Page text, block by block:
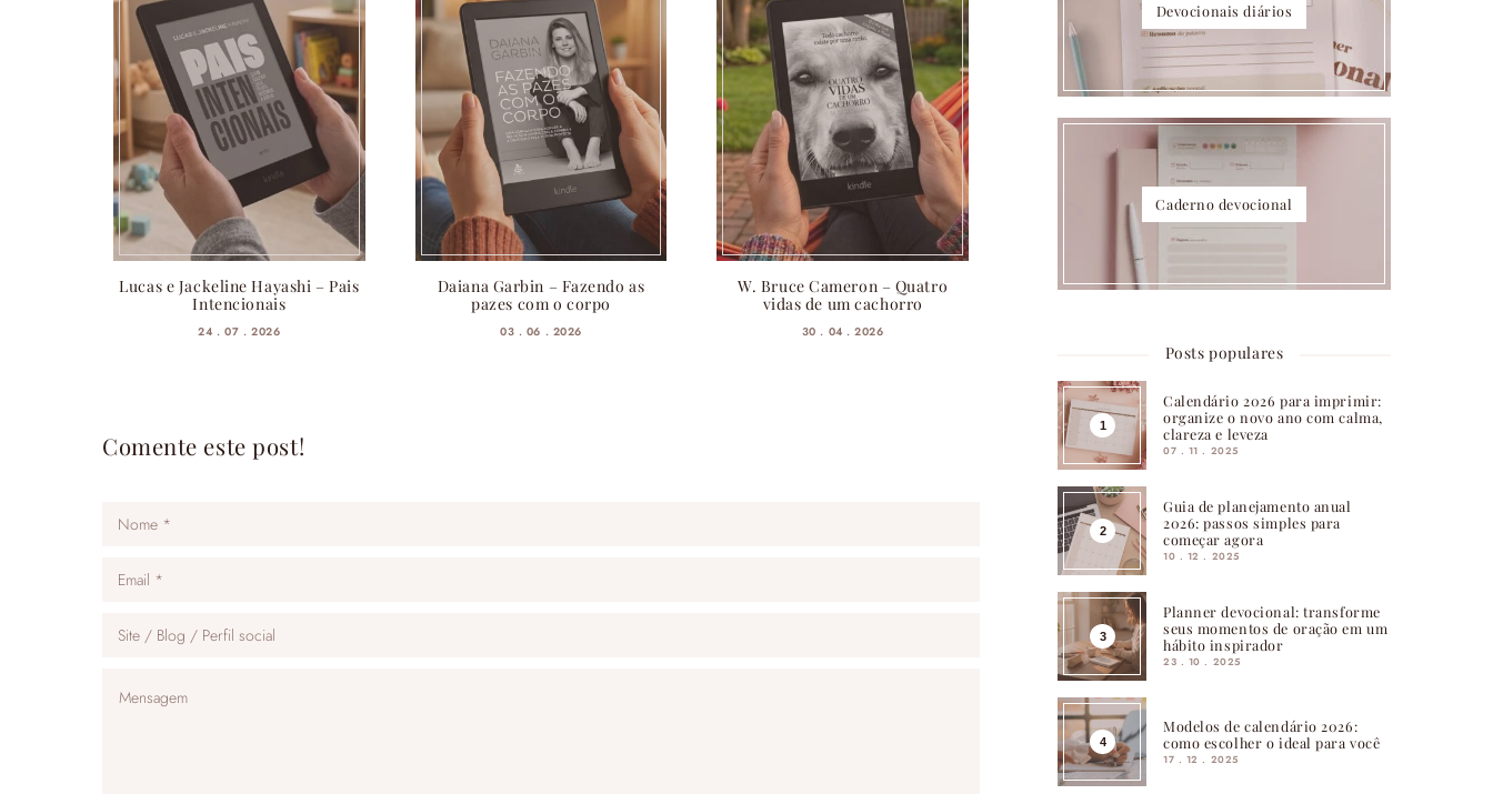
Lucas e Jackeline Hayashi – Pais
Intencionais
24 . 07 . 2026
Daiana Garbin – Fazendo as
pazes com o corpo
03 . 06 . 2026
W. Bruce Cameron – Quatro
vidas de um cachorro
30 . 04 . 2026
Comente este post!
Devocionais diários
Caderno devocional
Posts populares
Calendário 2026 para imprimir:
organize o novo ano com calma,
clareza e leveza
07 . 11 . 2025
Guia de planejamento anual
2026: passos simples para
começar agora
10 . 12 . 2025
Planner devocional: transforme
seus momentos de oração em um
hábito inspirador
23 . 10 . 2025
Modelos de calendário 2026:
como escolher o ideal para você
17 . 12 . 2025